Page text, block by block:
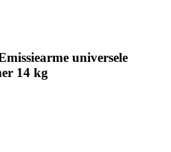
universele
14 kg